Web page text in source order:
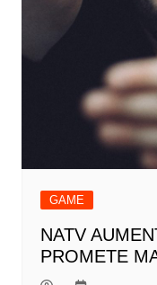
GAME
NATV
PROMETE